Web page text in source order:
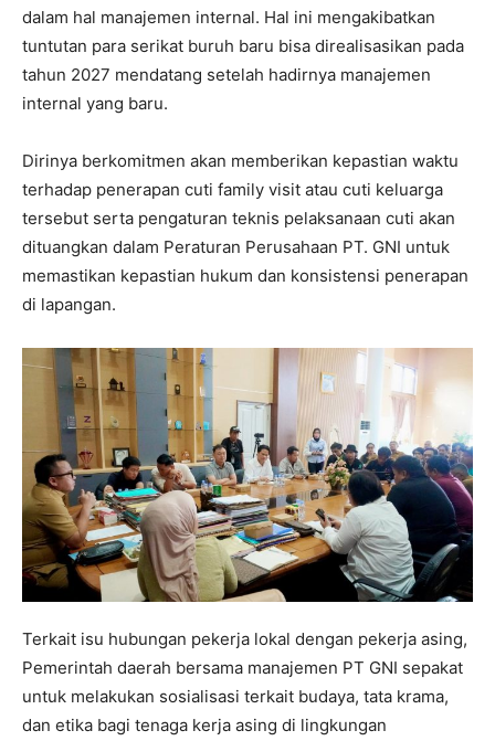
dalam hal manajemen internal. Hal ini mengakibatkan
tuntutan para serikat buruh baru bisa direalisasikan pada
tahun 2027 mendatang setelah hadirnya manajemen
internal yang baru.
Dirinya berkomitmen akan memberikan kepastian waktu
terhadap penerapan cuti family visit atau cuti keluarga
tersebut serta pengaturan teknis pelaksanaan cuti akan
dituangkan dalam Peraturan Perusahaan PT. GNI untuk
memastikan kepastian hukum dan konsistensi penerapan
di lapangan.
Terkait isu hubungan pekerja lokal dengan pekerja asing,
Pemerintah daerah bersama manajemen PT GNI sepakat
untuk melakukan sosialisasi terkait budaya, tata krama,
dan etika bagi tenaga kerja asing di lingkungan